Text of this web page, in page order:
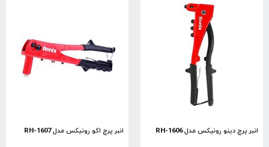
انبر پرچ دینو رونیکس مدل RH-1606 انبر پرچ اکو رونیکس مدل RH-1607